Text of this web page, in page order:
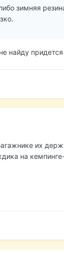
зимняя
найду придется
их
на